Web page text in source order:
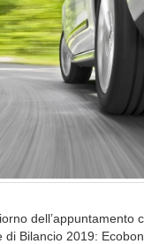
dell’appuntamento
Bilancio 2019: